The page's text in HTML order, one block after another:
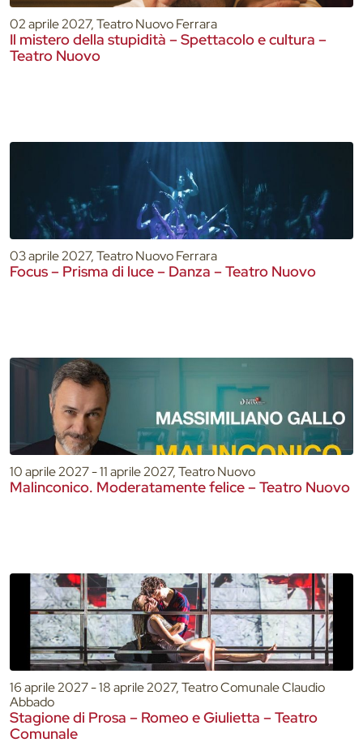
02 aprile 2027, Teatro Nuovo Ferrara
Il mistero della stupidità – Spettacolo e cultura –
Teatro Nuovo
03 aprile 2027, Teatro Nuovo Ferrara
Focus – Prisma di luce – Danza – Teatro Nuovo
10 aprile 2027 - 11 aprile 2027, Teatro Nuovo
Malinconico. Moderatamente felice – Teatro Nuovo
16 aprile 2027 - 18 aprile 2027, Teatro Comunale Claudio
Abbado
Stagione di Prosa – Romeo e Giulietta – Teatro
Comunale